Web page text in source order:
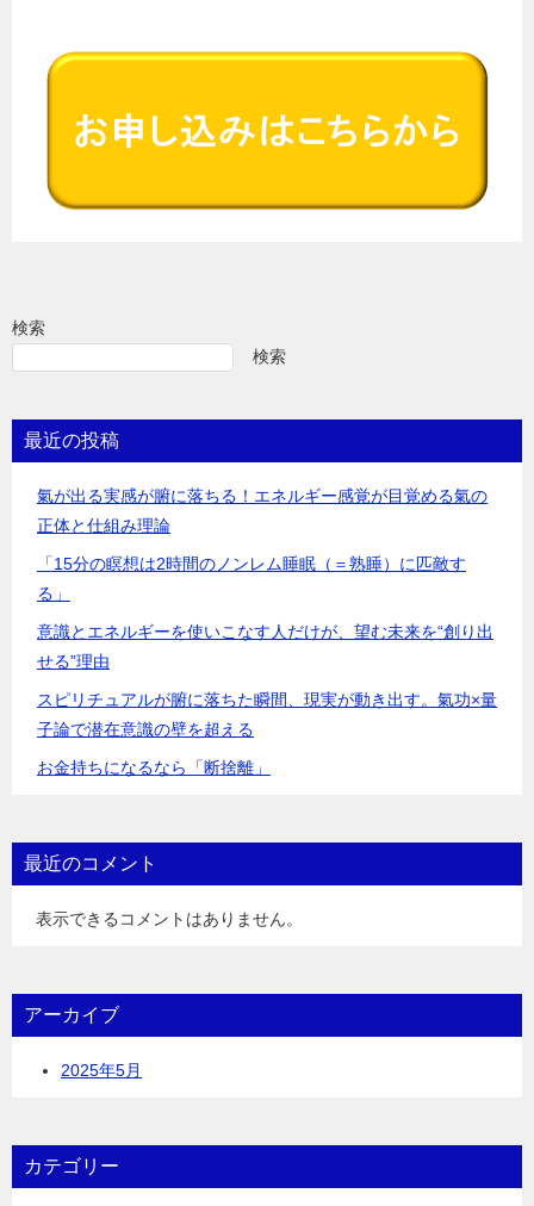
検索
検索
最近の投稿
氣が出る実感が腑に落ちる！エネルギー感覚が目覚める氣の
正体と仕組み理論
「15分の瞑想は2時間のノンレム睡眠（＝熟睡）に匹敵す
る」
意識とエネルギーを使いこなす人だけが、望む未来を“創り出
せる”理由
スピリチュアルが腑に落ちた瞬間、現実が動き出す。氣功×量
子論で潜在意識の壁を超える
お金持ちになるなら「断捨離」
最近のコメント
表示できるコメントはありません。
アーカイブ
2025年5月
カテゴリー